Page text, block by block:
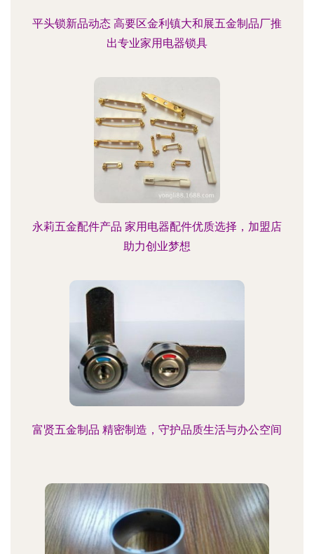
平头锁新品动态 高要区金利镇大和展五金制品厂推
出专业家用电器锁具
永莉五金配件产品 家用电器配件优质选择，加盟店
助力创业梦想
富贤五金制品 精密制造，守护品质生活与办公空间